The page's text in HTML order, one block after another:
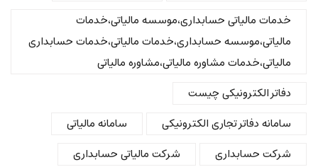
خدمات مالیاتی حسابداری،موسسه مالیاتی،خدمات
مالیاتی،موسسه حسابداری،خدمات مالیاتی،خدمات حسابداری
مالیاتی،خدمات مشاوره مالیاتی،مشاوره مالیاتی
دفاتر الکترونیکی چیست
سامانه دفاتر تجاری الکترونیکی
سامانه مالیاتی
شرکت حسابداری
شرکت مالیاتی حسابداری